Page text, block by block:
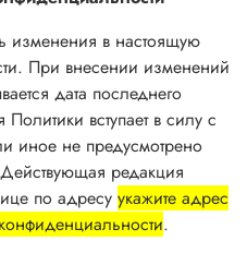
изменения в настоящую
При внесении изменений
дата последнего
вступает в силу с
иное не предусмотрено
редакция
по адресу укажите адрес
.